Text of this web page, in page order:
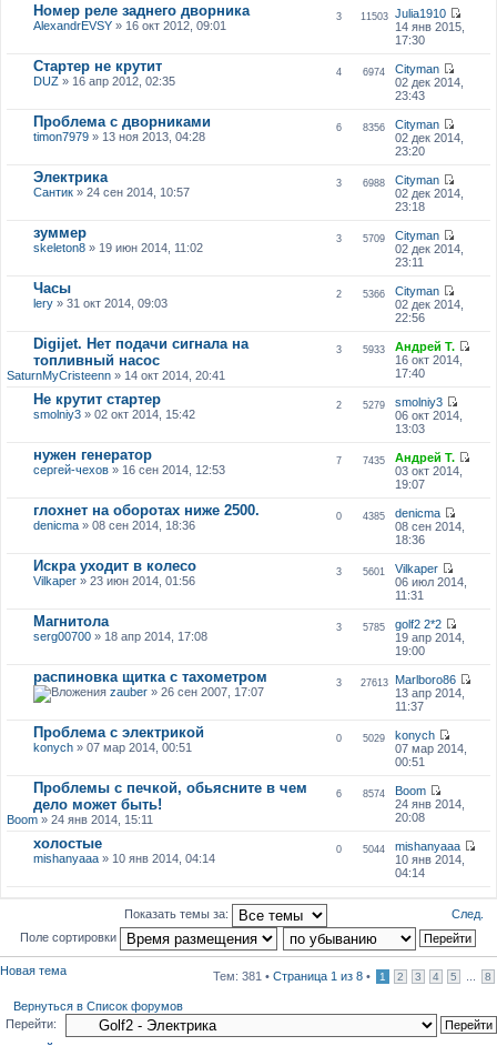
Номер реле заднего дворника
AlexandrEVSY» 16 окт 2012, 09:01
3 11503
Julia1910
14 янв 2015,
17:30
Стартер не крутит
DUZ» 16 апр 2012, 02:35
4 6974
Cityman
02 дек 2014,
23:43
Проблема с дворниками
timon7979» 13 ноя 2013, 04:28
6 8356
Cityman
02 дек 2014,
23:20
Электрика
Сантик» 24 сен 2014, 10:57
3 6988
Cityman
02 дек 2014,
23:18
зуммер
skeleton8» 19 июн 2014, 11:02
3 5709
Cityman
02 дек 2014,
23:11
Часы
lery» 31 окт 2014, 09:03
2 5366
Cityman
02 дек 2014,
22:56
Digijet. Нет подачи сигнала на
топливный насос
SaturnMyCristeenn» 14 окт 2014, 20:41
3 5933
Андрей Т.
16 окт 2014,
17:40
Не крутит стартер
smolniy3» 02 окт 2014, 15:42
2 5279
smolniy3
06 окт 2014,
13:03
нужен генератор
сергей-чехов» 16 сен 2014, 12:53
7 7435
Андрей Т.
03 окт 2014,
19:07
глохнет на оборотах ниже 2500.
denicma» 08 сен 2014, 18:36
0 4385
denicma
08 сен 2014,
18:36
Искра уходит в колесо
Vilkaper» 23 июн 2014, 01:56
3 5601
Vilkaper
06 июл 2014,
11:31
Магнитола
serg00700» 18 апр 2014, 17:08
3 5785
golf2 2*2
19 апр 2014,
19:00
распиновка щитка с тахометром
zauber» 26 сен 2007, 17:07
3 27613
Marlboro86
13 апр 2014,
11:37
Проблема с электрикой
konych» 07 мар 2014, 00:51
0 5029
konych
07 мар 2014,
00:51
Проблемы с печкой, обьясните в чем
дело может быть!
Boom» 24 янв 2014, 15:11
6 8574
Boom
24 янв 2014,
20:08
холостые
mishanyaaa» 10 янв 2014, 04:14
0 5044
mishanyaaa
10 янв 2014,
04:14
След.
Показать темы за:
Поле сортировки
Новая тема Тем: 381 • Страница 1 из 8 • 1 2 3 4 5 8
Вернуться в Список форумов
Перейти: